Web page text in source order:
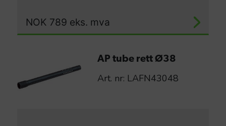
NOK 789 eks. mva
AP tube rett Ø38
Art. nr: LAFN43048